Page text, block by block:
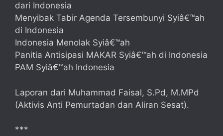
dari Indonesia
Menyibak Tabir Agenda Tersembunyi Syiâ€™ah
di Indonesia
Indonesia Menolak Syiâ€™ah
Panitia Antisipasi MAKAR Syiâ€™ah di Indonesia
PAM Syiâ€™ah Indonesia
Laporan dari Muhammad Faisal, S.Pd, M.MPd
(Aktivis Anti Pemurtadan dan Aliran Sesat).
***